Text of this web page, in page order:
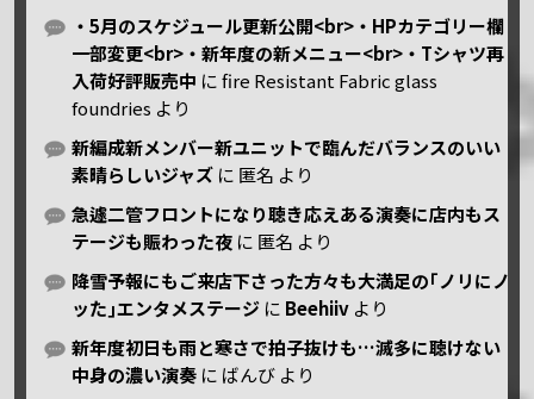
・5月のスケジュール更新公開<br>・HPカテゴリー欄
一部変更<br>・新年度の新メニュー<br>・Tシャツ再
入荷好評販売中 にfire Resistant Fabric glass
foundries より
新編成新メンバー新ユニットで臨んだバランスのいい
素晴らしいジャズ に 匿名 より
急遽二管フロントになり聴き応えある演奏に店内もス
テージも賑わった夜 に 匿名 より
降雪予報にもご来店下さった方々も大満足の｢ノリにノ
ッた｣エンタメステージ に Beehiiv より
新年度初日も雨と寒さで拍子抜けも…滅多に聴けない
中身の濃い演奏 に ばんび より